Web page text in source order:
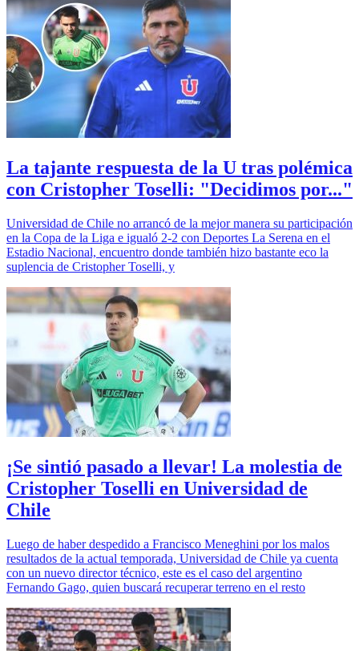
La tajante respuesta de la U tras polémica
con Cristopher Toselli: "Decidimos por..."
Universidad de Chile no arrancó de la mejor manera su participación
en la Copa de la Liga e igualó 2-2 con Deportes La Serena en el
Estadio Nacional, encuentro donde también hizo bastante eco la
suplencia de Cristopher Toselli, y
¡Se sintió pasado a llevar! La molestia de
Cristopher Toselli en Universidad de
Chile
Luego de haber despedido a Francisco Meneghini por los malos
resultados de la actual temporada, Universidad de Chile ya cuenta
con un nuevo director técnico, este es el caso del argentino
Fernando Gago, quien buscará recuperar terreno en el resto